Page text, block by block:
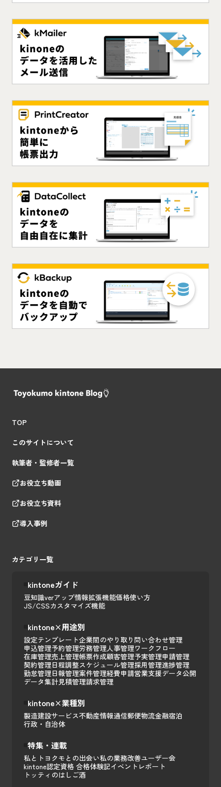
TOP
このサイトについて
執筆者・監修者一覧
お役立ち動画
お役立ち資料
導入事例
カテゴリ一覧
kintoneガイド
豆知識verアップ情報拡張機能価格使い方
JS/CSSカスタマイズ機能
kintone×用途別
設定テンプレート企業間のやり取り 問い合わせ管理
申込管理予約管理労務管理人事管理ワークフロー
在庫管理売上管理帳票作成顧客管理予実管理申請管理
契約管理日程調整スケジュール管理採用管理進捗管理
勤怠管理日報管理案件管理経費申請営業支援データ公開
データ集計見積管理請求管理
kintone×業種別
製造建設サービス不動産情報通信郵便物流金融宿泊
行政・自治体
特集・連載
私とトヨクモとの出会い私の業務改善ユーザー会
kintone認定資格 合格体験記イベントレポート
トッティのはしご酒